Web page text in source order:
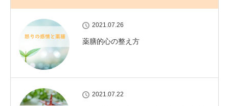
2021.07.26
薬膳的心の整え方
2021.07.22